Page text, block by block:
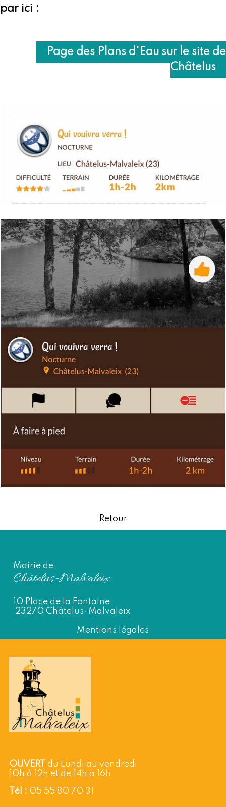
par ici :
Page des Plans d'Eau sur le site de
Châtelus
Retour
Mairie de
Châtelus-Malvaleix
10 Place de la Fontaine
23270 Châtelus-Malvaleix
Mentions légales
OUVERT
du Lundi au vendredi
10h à 12h et de 14h à 16h
Tél : 05 55 80 70 31